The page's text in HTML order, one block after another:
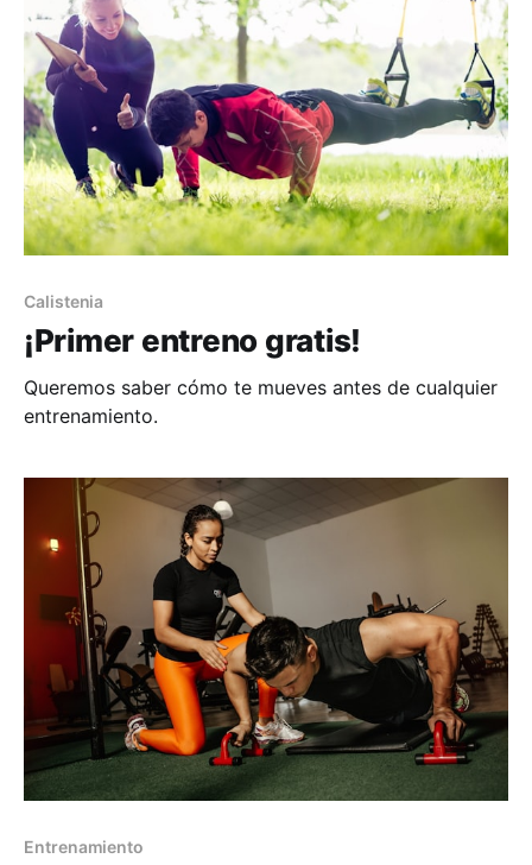
respuesta ante el lactato
Calistenia
¡Primer entreno gratis!
Queremos saber cómo te mueves antes de cualquier
entrenamiento.
Entrenamiento